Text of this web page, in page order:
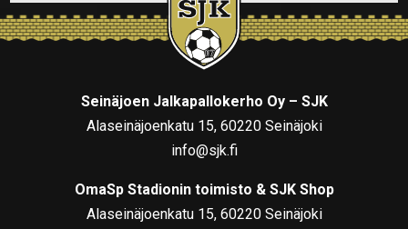
Seinäjoen Jalkapallokerho Oy – SJK
Alaseinäjoenkatu 15, 60220 Seinäjoki
info@sjk.fi
OmaSp Stadionin toimisto & SJK Shop
Alaseinäjoenkatu 15, 60220 Seinäjoki